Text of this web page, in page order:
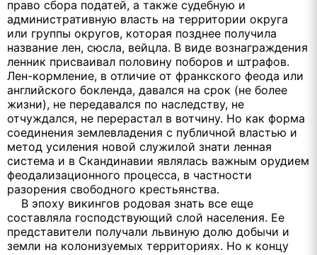
право сбора податей, а также судебную и
административную власть на территории округа
или группы округов, которая позднее получила
название лен, сюсла, вейцла. В виде вознаграждения
ленник присваивал половину поборов и штрафов.
Лен-кормление, в отличие от франкского феода или
английского бокленда, давался на срок (не более
жизни), не передавался по наследству, не
отчуждался, не перерастал в вотчину. Но как форма
соединения землевладения с публичной властью и
метод усиления новой служилой знати ленная
система и в Скандинавии являлась важным орудием
феодализационного процесса, в частности
разорения свободного крестьянства.
В эпоху викингов родовая знать все еще
составляла господствующий слой населения. Ее
представители получали львиную долю добычи и
земли на колонизуемых территориях. Но к концу